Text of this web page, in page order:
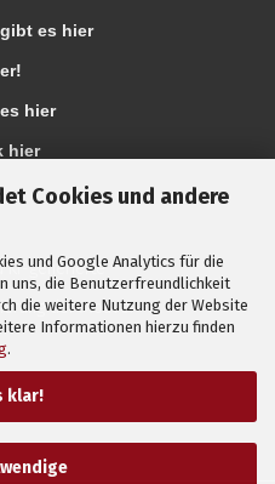
Cookies und andere
und Google Analytics für die
uns, die Benutzerfreundlichkeit
die weitere Nutzung der Website
Informationen hierzu finden
.
klar!
gibt es hier
hier
hier
KI-generierte
der Motive.